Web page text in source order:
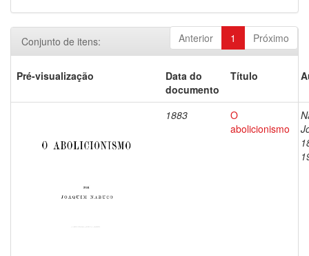
Anterior 1 Próximo
Conjunto de itens:
Pré-visualização
Data do
documento
Título
1883
O
abolicionismo